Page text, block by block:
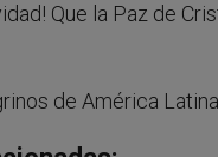
Que la Paz de
de América